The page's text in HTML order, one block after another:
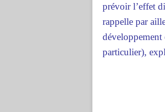
prévoir l’effet
rappelle par
développement
particulier),